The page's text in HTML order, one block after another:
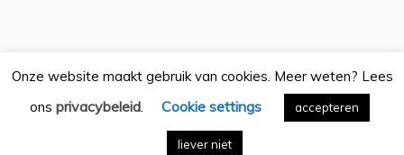
Privacybeleid/ Bureau Boeiend © 2026 / Alle rechten
voorbehouden
Onze website maakt gebruik van cookies. Meer weten? Lees
ons privacybeleid. Cookie settings accepteren
liever niet